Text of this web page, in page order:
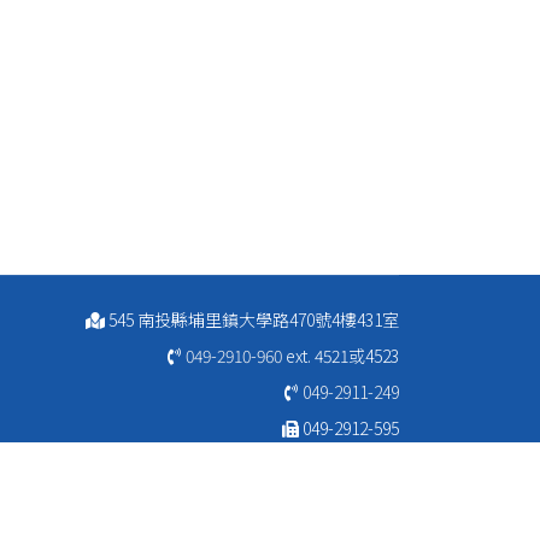
545 南投縣埔里鎮大學路470號4樓431室
049-2910-960 ext. 4521或4523
049-2911-249
049-2912-595